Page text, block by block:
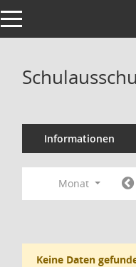
Toggle navigation
Informationen
Monat
Keine Daten